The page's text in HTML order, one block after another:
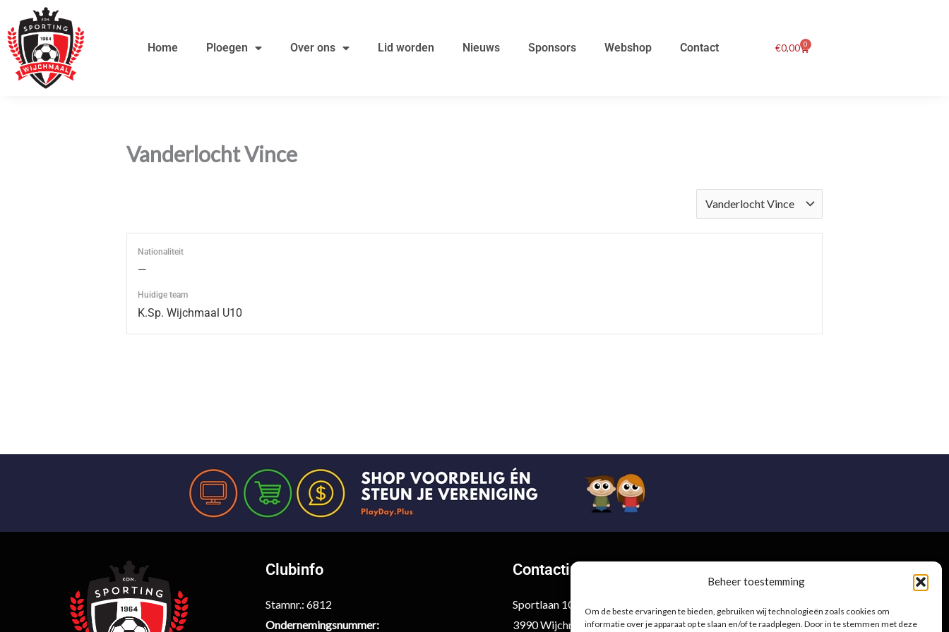
Beheer toestemming
Om de beste ervaringen te bieden, gebruiken wij technologieën zoals cookies om
informatie over je apparaat op te slaan en/of te raadplegen. Door in te stemmen met deze
inhoud
naar
de
inhoud
Home Ploegen Over ons Lid worden Nieuws Sponsors Webshop Contact €0,00 0
Winkelwagen
Vanderlocht Vince
Nationaliteit
—
Huidige team
K.Sp. Wijchmaal U10
Clubinfo
Stamnr.: 6812
Ondernemingsnummer:
Contactinformatie
Sportlaan 10
3990 Wijchmaal-Peer